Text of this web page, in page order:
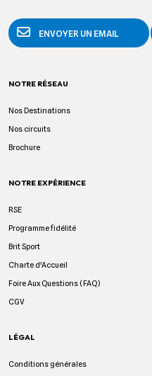
ENVOYER UN EMAIL
NOTRE RÉSEAU
Nos Destinations
Nos circuits
Brochure
NOTRE EXPÉRIENCE
RSE
Programme fidélité
Brit Sport
Charte d'Accueil
Foire Aux Questions (FAQ)
CGV
LÉGAL
Conditions générales